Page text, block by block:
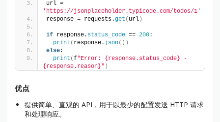
'https://jsonplaceholder.typicode.com/todos/1'
response = requests.get ( url )
if response. status_code == 200:
print ( response. json())
else:
print (f"Error: {response.status_code} -
{response.reason}" )
优点
提供简单、直观的 API，用于以最少的配置发送 HTTP 请求
和处理响应。